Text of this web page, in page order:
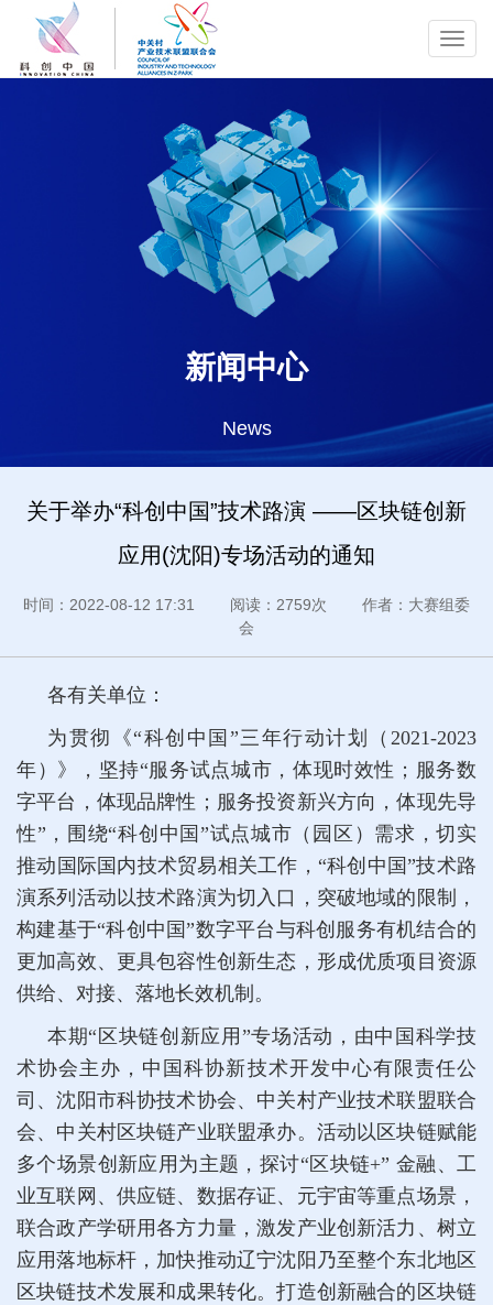
新闻中心
News
关于举办“科创中国”技术路演 ——区块链创新
应用(沈阳)专场活动的通知
时间：2022-08-12 17:31 阅读：2759次 作者：大赛组委
会
各有关单位：
为贯彻《“科创中国”三年行动计划（2021-2023
年）》，坚持“服务试点城市，体现时效性；服务数
字平台，体现品牌性；服务投资新兴方向，体现先导
性”，围绕“科创中国”试点城市（园区）需求，切实
推动国际国内技术贸易相关工作，“科创中国”技术路
演系列活动以技术路演为切入口，突破地域的限制，
构建基于“科创中国”数字平台与科创服务有机结合的
更加高效、更具包容性创新生态，形成优质项目资源
供给、对接、落地长效机制。
本期“区块链创新应用”专场活动，由中国科学技
术协会主办，中国科协新技术开发中心有限责任公
司、沈阳市科协技术协会、中关村产业技术联盟联合
会、中关村区块链产业联盟承办。活动以区块链赋能
多个场景创新应用为主题，探讨“区块链+” 金融、工
业互联网、供应链、数据存证、元宇宙等重点场景，
联合政产学研用各方力量，激发产业创新活力、树立
应用落地标杆，加快推动辽宁沈阳乃至整个东北地区
区块链技术发展和成果转化。打造创新融合的区块链